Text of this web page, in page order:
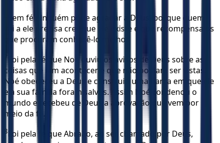
Sem fé ninguém pode agradar a Deus, porque quem
vai a ele precisa crer que ele existe e que recompensa os
que procuram conhecê-lo melhor.
7
Foi pela fé que Noé ouviu os avisos de Deus sobre as
coisas que iam acontecer e que não podiam ser vistas.
Noé obedeceu a Deus e construiu uma barca em que ele
e a sua família foram salvos. Assim Noé condenou o
mundo e recebeu de Deus a aprovação que vem por
meio da fé.
8
Foi pela fé que Abraão, ao ser chamado por Deus,